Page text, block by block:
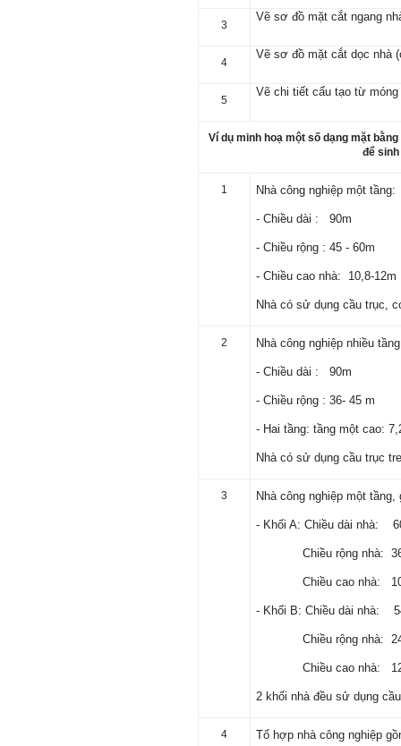
3
Vẽ sơ đồ mặt cắt ngang
4
Vẽ sơ đồ mặt cắt dọc nhà
5
Vẽ chi tiết cấu tạo từ móng
Ví dụ minh hoạ một số dạng mặt
để
1 Nhà công nghiệp một tầng:
- Chiều dài : 90m
- Chiều rộng : 45 - 60m
- Chiều cao nhà: 10,8-12m
Nhà có sử dụng cầu trục,
2 Nhà công nghiệp nhiều
- Chiều dài : 90m
- Chiều rộng : 36- 45 m
- Hai tầng: tầng một cao:
Nhà có sử dụng cầu trục
3 Nhà công nghiệp một
- Khối A: Chiều dài
Chiều rộng nhà:
Chiều cao nhà:
- Khối B: Chiều dài nhà:
Chiều rộng nhà:
Chiều cao nhà:
2 khối nhà đều sử dụng
4 Tổ hợp nhà công nghiệp